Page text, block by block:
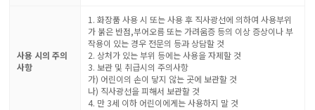
사용 시의 주의
사항
1. 화장품 사용 시 또는 사용 후 직사광선에 의하여 사용부위
가 붉은 반점,부어오름 또는 가려움증 등의 이상 증상이나 부
작용이 있는 경우 전문의 등과 상담할 것
2. 상처가 있는 부위 등에는 사용을 자제할 것
3. 보관 및 취급시의 주의사항
가) 어린이의 손이 닿지 않는 곳에 보관할 것
나) 직사광선을 피해서 보관할 것
4. 만 3세 이하 어린이에게는 사용하지 말 것